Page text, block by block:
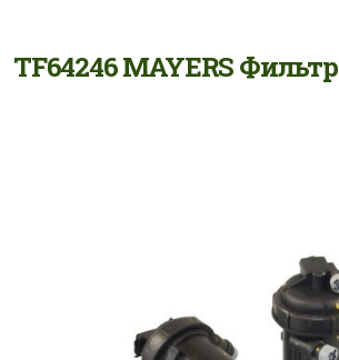
TF64246 MAYERS Фильтр